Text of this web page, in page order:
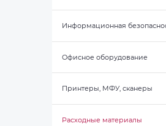
Информационная
Офисное оборудование
Принтеры, МФУ, сканеры
Расходные материалы